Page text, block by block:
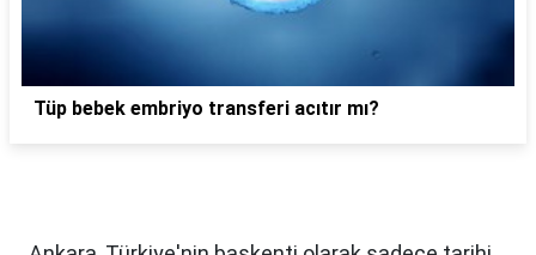
Tüp bebek embriyo transferi acıtır mı?